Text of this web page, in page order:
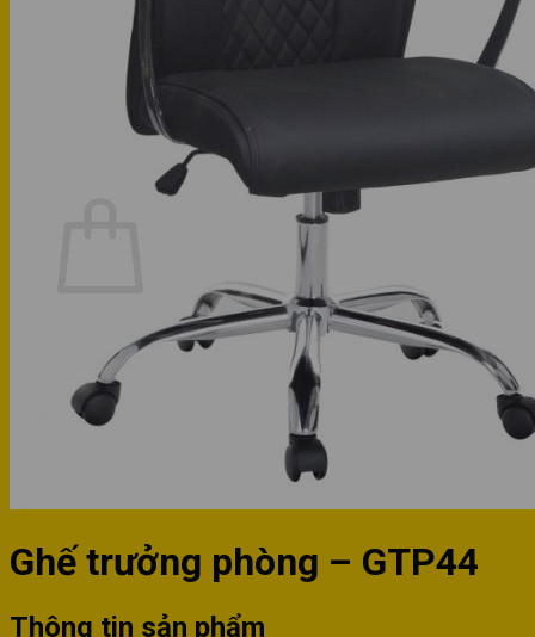
Phòng ngủ
Hotline: 0947 323438
Chưa có sản phẩm trong giỏ hàng.
Quay trở lại cửa hàng
Ghế trưởng phòng – GTP44
Thông tin sản phẩm